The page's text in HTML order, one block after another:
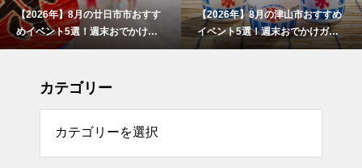
【2026年】8月の津山市おすすめ
イベント5選！週末おでかけガイ
ド
【2026年】8月の東広島市おすす
めイベント5選！週末おでかけガ
イド
カテゴリー